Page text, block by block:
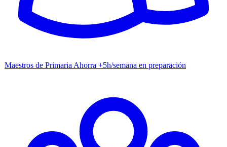
Maestros de Primaria Ahorra +5h/semana en preparación